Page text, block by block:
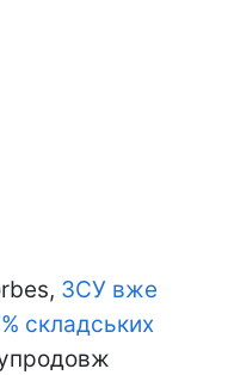
ЗСУ вже
складських